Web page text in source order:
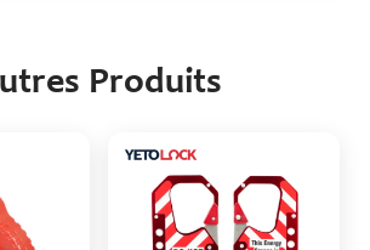
Produits